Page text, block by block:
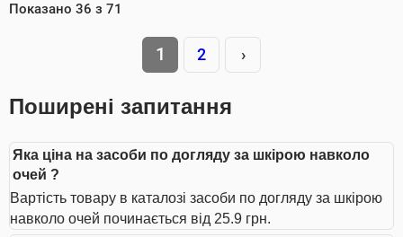
Показано 36 з 71
1 2 ›
Поширені запитання
Яка ціна на засоби по догляду за шкірою навколо
очей ?
Вартість товару в каталозі засоби по догляду за шкірою
навколо очей починається від 25.9 грн.